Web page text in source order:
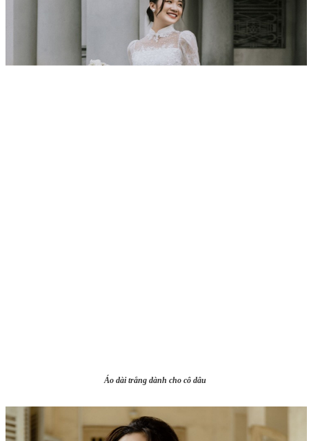
Áo dài trắng dành cho cô dâu